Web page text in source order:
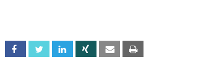
Facebook Twitter Linkedin Xing Email